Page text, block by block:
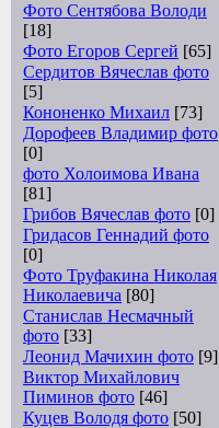
Фото Сентябова Володи
[18]
Фото Егоров Сергей [65]
Сердитов Вячеслав фото
[5]
Кононенко Михаил [73]
Дорофеев Владимир фото
[0]
фото Холоимова Ивана
[81]
Грибов Вячеслав фото [0]
Гридасов Геннадий фото
[0]
Фото Труфакина Николая
Николаевича [80]
Станислав Несмачный
фото [33]
Леонид Мачихин фото [9]
Виктор Михайлович
Пиминов фото [46]
Куцев Володя фото [50]